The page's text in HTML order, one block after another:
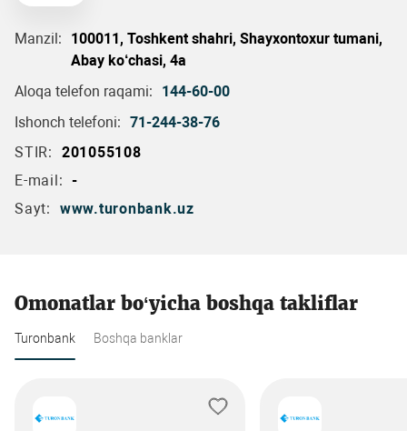
Manzil:
100011, Toshkent shahri, Shayxontoxur tumani,
Abay ko‘chasi, 4a
Aloqa telefon raqami:
144-60-00
Ishonch telefoni: 71-244-38-76
STIR:
201055108
E-mail: -
Sayt:
www.turonbank.uz
Omonatlar bo‘yicha boshqa takliflar
Turonbank Boshqa banklar